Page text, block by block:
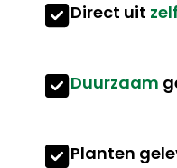
Direct uit
Duurzaam
Planten